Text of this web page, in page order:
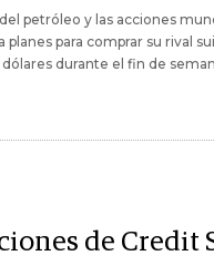
petróleo y las acciones
planes para comprar su rival
durante el fin de
de Credit